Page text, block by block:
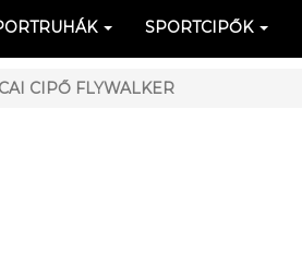
SPORTCIPŐK
CIPŐ FLYWALKER